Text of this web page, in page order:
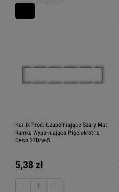
Karlik Prod. Uzupełniające Szary Mat
Ramka Wypełniająca Pięciokrotna
Deco 27Drw-5
5,38 zł
− +